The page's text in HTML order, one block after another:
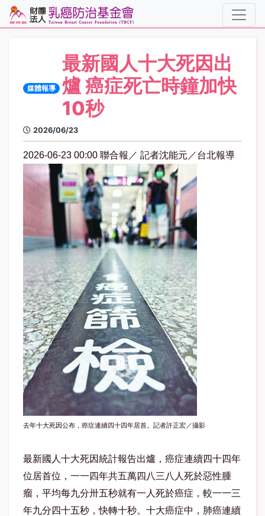
媒體報導
最新國人十大死因出
爐 癌症死亡時鐘加快
10秒
2026/06/23
2026-06-23 00:00 聯合報／ 記者沈能元 ／台北報導
去年十大死因公布，癌症連續四十四年居首。記者許正宏／攝影
最新國人十大死因統計報告出爐， 癌症連續四十四年
位居首位，一一四年共五萬四八三八人死於惡性腫
瘤，平均每九分卅五秒就有一人死於癌症，較一一三
年九分四十五秒，快轉十秒。十大癌症中，肺癌連續